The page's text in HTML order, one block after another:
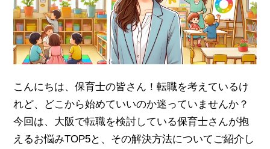
こんにちは、保育士の皆さん！転職を考えているけ
れど、どこから始めていいのか迷っていませんか？
今回は、大阪で転職を検討している保育士さんが抱
えるお悩みTOP5と、その解決方法についてご紹介し